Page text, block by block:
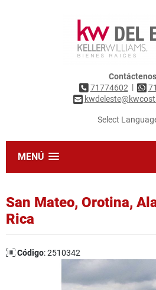
Contáctenos
71774602 |
Select
MENÚ
San Mateo, Orotina,
Rica
Código: 2510342